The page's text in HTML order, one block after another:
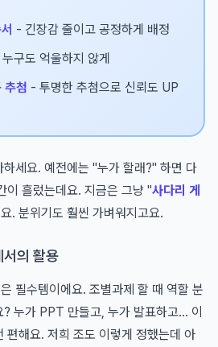
- 긴장감 줄이고 공정하게 배정
구도 억울하지 않게
추첨 - 투명한 추첨으로 신뢰도 UP
세요. 예전에는 "누가 할래?" 하면 다
이 흘렀는데요. 지금은 그냥 "사다리 게
. 분위기도 훨씬 가벼워지고요.
의 활용
필수템이에요. 조별과제 할 때 역할 분
누가 PPT 만들고, 누가 발표하고... 이
편해요. 저희 조도 이렇게 정했는데 아